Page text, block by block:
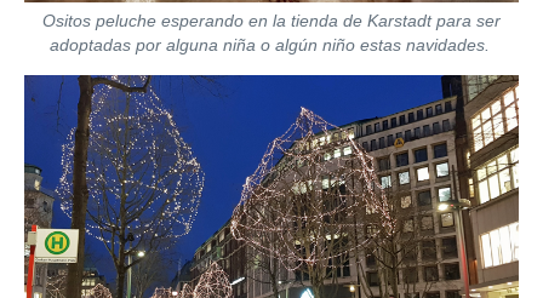
Ositos peluche esperando en la tienda de Karstadt para ser
adoptadas por alguna niña o algún niño estas navidades.